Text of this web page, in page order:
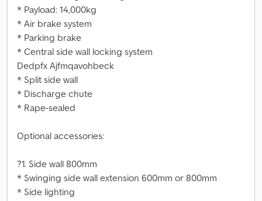
* Payload: 14,000kg
* Air brake system
* Parking brake
* Central side wall locking system
Dedpfx Ajfmqavohbeck
* Split side wall
* Discharge chute
* Rape-sealed
Optional accessories:
?1. Side wall 800mm
* Swinging side wall extension 600mm or 800mm
* Side lighting